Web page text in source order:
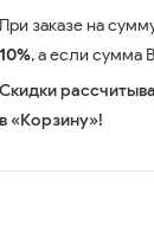
При заказе на
10%, а если сумма
Скидки
в «Корзину»!